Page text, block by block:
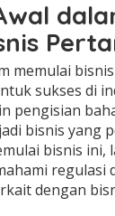
memulai
sukses di
pengisian
bisnis yang
bisnis ini,
regulasi
dengan